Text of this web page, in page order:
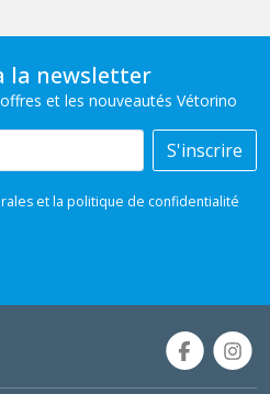
la newsletter
et les nouveautés Vétorino
S'inscrire
et la politique de confidentialité